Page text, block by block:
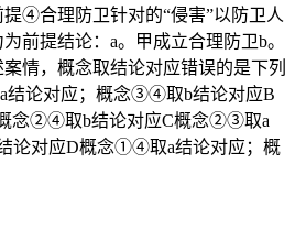
④合理防卫针对的“侵害”以防卫人
前提结论：a。甲成立合理防卫b。
情，概念取结论对应错误的是下列
论对应；概念③④取b结论对应B
念②④取b结论对应C概念②③取a
论对应D概念①④取a结论对应；概